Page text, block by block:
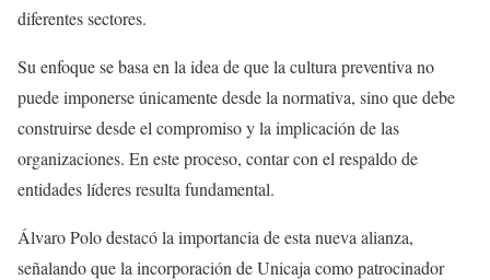
diferentes sectores.
Su enfoque se basa en la idea de que la cultura preventiva no
puede imponerse únicamente desde la normativa, sino que debe
construirse desde el compromiso y la implicación de las
organizaciones. En este proceso, contar con el respaldo de
entidades líderes resulta fundamental.
Álvaro Polo destacó la importancia de esta nueva alianza,
señalando que la incorporación de Unicaja como patrocinador